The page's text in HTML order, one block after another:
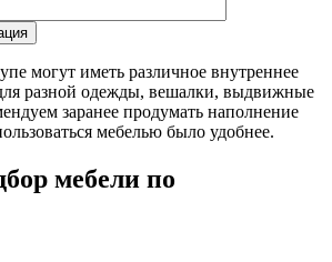
могут иметь различное внутреннее
разной одежды, вешалки, выдвижные
заранее продумать наполнение
мебелью было удобнее.
мебели по